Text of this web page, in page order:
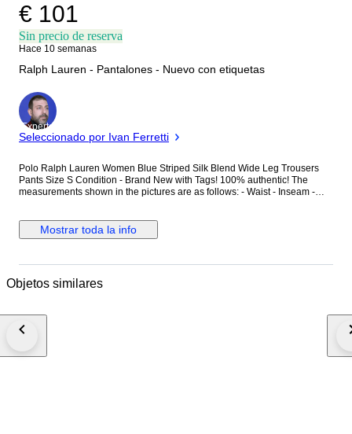
€ 101
Sin precio de reserva
Hace 10 semanas
Ralph Lauren - Pantalones - Nuevo con etiquetas
Experto
Seleccionado por Ivan Ferretti
Polo Ralph Lauren Women Blue Striped Silk Blend Wide Leg Trousers
Pants Size S Condition - Brand New with Tags! 100% authentic! The
measurements shown in the pictures are as follows: - Waist - Inseam -
Mostrar toda la info
Objetos similares